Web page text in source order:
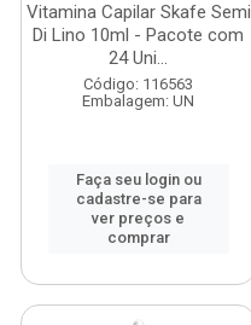
Vitamina Capilar Skafe Semi
Di Lino 10ml - Pacote com
24 Uni...
Código: 116563
Embalagem: UN
Faça seu login ou
cadastre-se para
ver preços e
comprar